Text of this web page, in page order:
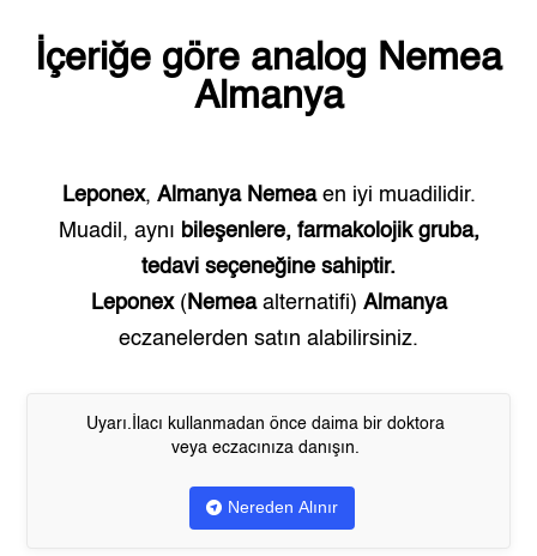
İçeriğe göre analog Nemea
Almanya
Leponex, Almanya Nemeaen iyi muadilidir.
Muadil, aynı bileşenlere, farmakolojik gruba,
tedavi seçeneğine sahiptir.
Leponex( Nemeaalternatifi) Almanya
eczanelerden satın alabilirsiniz.
Uyarı.İlacı kullanmadan önce daima bir doktora
veya eczacınıza danışın.
Nereden Alınır